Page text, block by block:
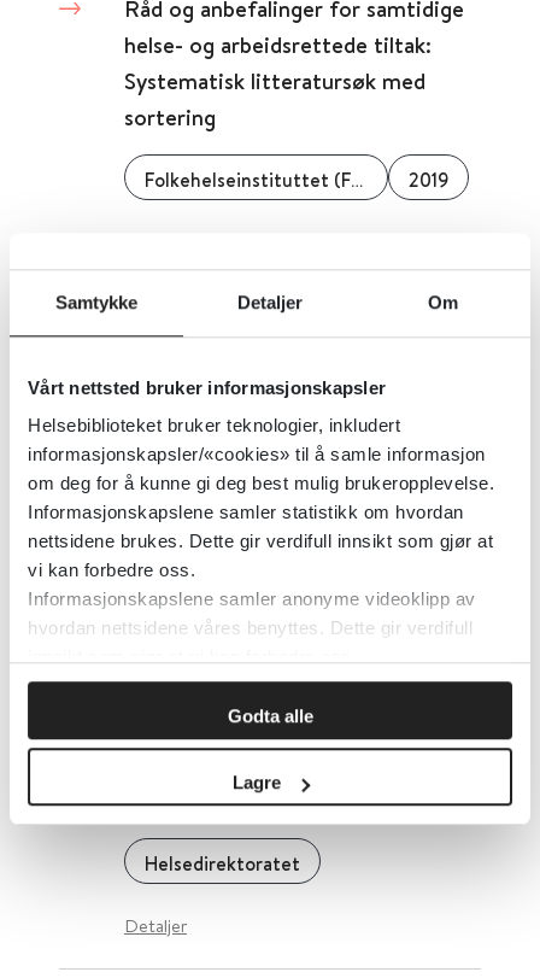
Samtykke Detaljer Om
Vårt nettsted bruker informasjonskapsler
Helsebiblioteket bruker teknologier, inkludert
informasjonskapsler/«cookies» til å samle informasjon
om deg for å kunne gi deg best mulig brukeropplevelse.
Informasjonskapslene samler statistikk om hvordan
nettsidene brukes. Dette gir verdifull innsikt som gjør at
vi kan forbedre oss.
Informasjonskapslene samler anonyme videoklipp av
hvordan nettsidene våres benyttes. Dette gir verdifull
Godta alle
Lagre
Råd og anbefalinger for samtidige
helse- og arbeidsrettede tiltak:
Systematisk litteratursøk med
sortering
Folkehelseinstituttet (FHI) 2019
Råd og advarsler til gravide
Mattilsynet
Detaljer
Råd for skjermbruk blant barn og
unge
Råd for håndtering av matallergi
Helsedirektoratet
Detaljer